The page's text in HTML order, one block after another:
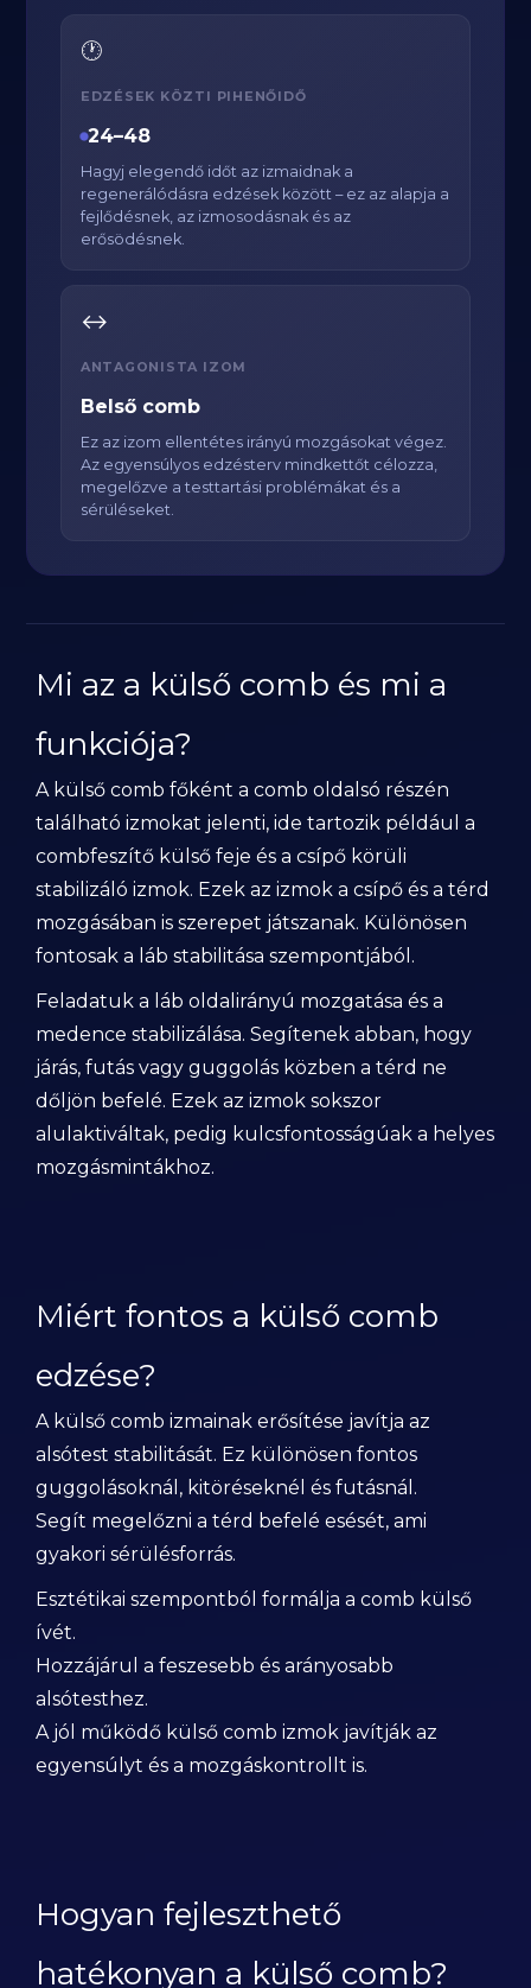
🕐
EDZÉSEK KÖZTI PIHENŐIDŐ
24–48
Hagyj elegendő időt az izmaidnak a
regenerálódásra edzések között – ez az alapja a
fejlődésnek, az izmosodásnak és az
erősödésnek.
↔️
ANTAGONISTA IZOM
Belső comb
Ez az izom ellentétes irányú mozgásokat végez.
Az egyensúlyos edzésterv mindkettőt célozza,
megelőzve a testtartási problémákat és a
sérüléseket.
Mi az a külső comb és mi a
funkciója?
A külső comb főként a comb oldalsó részén
található izmokat jelenti, ide tartozik például a
combfeszítő külső feje és a csípő körüli
stabilizáló izmok. Ezek az izmok a csípő és a térd
mozgásában is szerepet játszanak. Különösen
fontosak a láb stabilitása szempontjából.
Feladatuk a láb oldalirányú mozgatása és a
medence stabilizálása. Segítenek abban, hogy
járás, futás vagy guggolás közben a térd ne
dőljön befelé. Ezek az izmok sokszor
alulaktiváltak, pedig kulcsfontosságúak a helyes
mozgásmintákhoz.
Miért fontos a külső comb
edzése?
A külső comb izmainak erősítése javítja az
alsótest stabilitását. Ez különösen fontos
guggolásoknál, kitöréseknél és futásnál.
Segít megelőzni a térd befelé esését, ami
gyakori sérülésforrás.
Esztétikai szempontból formálja a comb külső
ívét.
Hozzájárul a feszesebb és arányosabb
alsótesthez.
A jól működő külső comb izmok javítják az
egyensúlyt és a mozgáskontrollt is.
Hogyan fejleszthető
hatékonyan a külső comb?